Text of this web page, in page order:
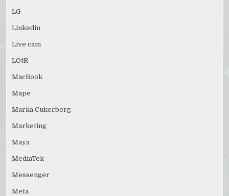
LG
Linkedin
Live cam
LOtR
MacBook
Mape
Marka Cukerberg
Marketing
Maya
MediaTek
Messenger
Meta